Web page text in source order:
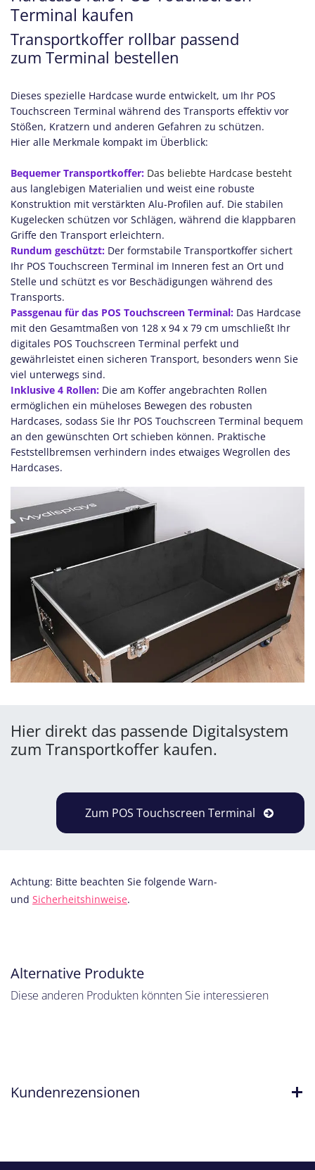
Terminal kaufen
Transportkoffer rollbar passend
zum Terminal bestellen
Dieses spezielle Hardcase wurde entwickelt, um Ihr POS
Touchscreen Terminal während des Transports effektiv vor
Stößen, Kratzern und anderen Gefahren zu schützen.
Hier alle Merkmale kompakt im Überblick:
Bequemer Transportkoffer: Das beliebte Hardcase besteht
aus langlebigen Materialien und weist eine robuste
Konstruktion mit verstärkten Alu-Profilen auf. Die stabilen
Kugelecken schützen vor Schlägen, während die klappbaren
Griffe den Transport erleichtern.
Rundum geschützt: Der formstabile Transportkoffer sichert
Ihr POS Touchscreen Terminal im Inneren fest an Ort und
Stelle und schützt es vor Beschädigungen während des
Transports.
Passgenau für das POS Touchscreen Terminal: Das Hardcase
mit den Gesamtmaßen von 128 x 94 x 79 cm umschließt Ihr
digitales POS Touchscreen Terminal perfekt und
gewährleistet einen sicheren Transport, besonders wenn Sie
viel unterwegs sind.
Inklusive 4 Rollen: Die am Koffer angebrachten Rollen
ermöglichen ein müheloses Bewegen des robusten
Hardcases, sodass Sie Ihr POS Touchscreen Terminal bequem
an den gewünschten Ort schieben können. Praktische
Feststellbremsen verhindern indes etwaiges Wegrollen des
Hardcases.
Hier direkt das passende Digitalsystem
zum Transportkoffer kaufen.
Zum POS Touchscreen Terminal
Achtung: Bitte beachten Sie folgende Warn-
und Sicherheitshinweise.
Alternative Produkte
Diese anderen Produkten könnten Sie interessieren
Kundenrezensionen